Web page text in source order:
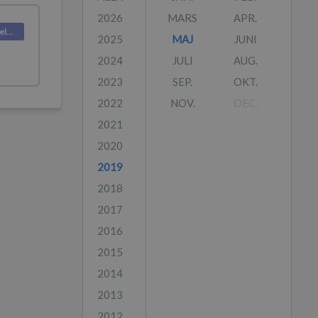
Deskpro Releases
2026
2025
2024
2023
2022
2021
2020
2019
2018
2017
2016
2015
2014
2013
MARS
APR.
MAJ
JUNI
JULI
AUG.
SEP.
OKT.
NOV.